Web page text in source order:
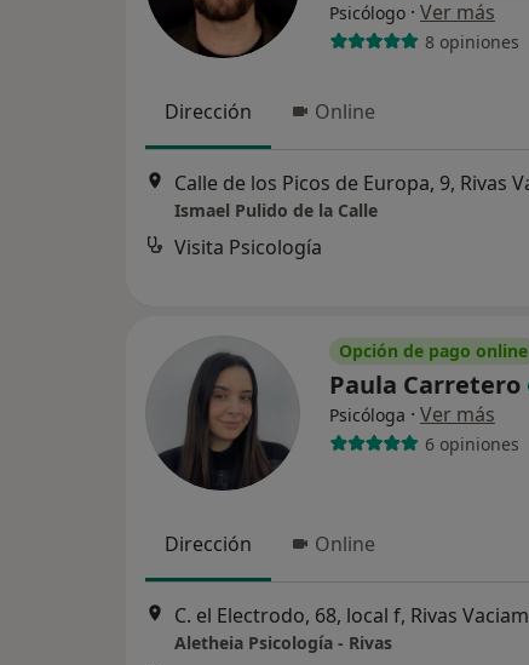
Psicólogo · Ver más
8 opiniones
Dirección Online
Ismael Pulido de la Calle
Visita Psicología
Opción de pago online
Paula Carretero
Psicóloga · Ver más
6 opiniones
Dirección Online
Aletheia Psicología - Rivas